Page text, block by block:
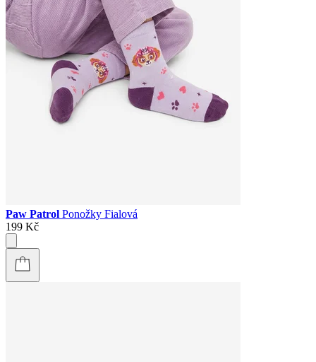
Paw Patrol Ponožky Fialová
199 Kč